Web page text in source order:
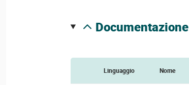
documentazione
Linguaggio Nome